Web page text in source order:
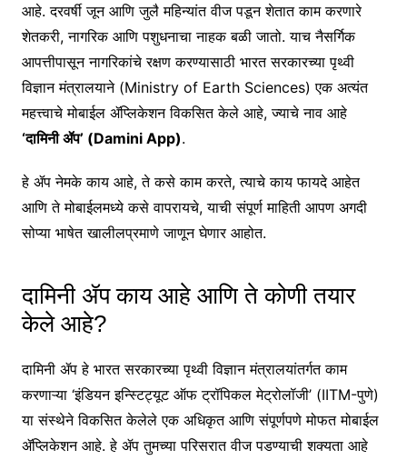
आहे. दरवर्षी जून आणि जुलै महिन्यांत वीज पडून शेतात काम करणारे
शेतकरी, नागरिक आणि पशुधनाचा नाहक बळी जातो. याच नैसर्गिक
आपत्तीपासून नागरिकांचे रक्षण करण्यासाठी भारत सरकारच्या पृथ्वी
विज्ञान मंत्रालयाने (Ministry of Earth Sciences) एक अत्यंत
महत्त्वाचे मोबाईल ॲप्लिकेशन विकसित केले आहे, ज्याचे नाव आहे
‘दामिनी ॲप’ (Damini App).
हे ॲप नेमके काय आहे, ते कसे काम करते, त्याचे काय फायदे आहेत
आणि ते मोबाईलमध्ये कसे वापरायचे, याची संपूर्ण माहिती आपण अगदी
सोप्या भाषेत खालीलप्रमाणे जाणून घेणार आहोत.
दामिनी ॲप काय आहे आणि ते कोणी तयार
केले आहे?
दामिनी ॲप हे भारत सरकारच्या पृथ्वी विज्ञान मंत्रालयांतर्गत काम
करणाऱ्या ‘इंडियन इन्स्टिट्यूट ऑफ ट्रॉपिकल मेट्रोलॉजी’ (IITM-पुणे)
या संस्थेने विकसित केलेले एक अधिकृत आणि संपूर्णपणे मोफत मोबाईल
ॲप्लिकेशन आहे. हे ॲप तुमच्या परिसरात वीज पडण्याची शक्यता आहे